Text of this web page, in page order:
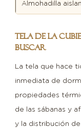
Almohadilla
Tela de la
buscar
La tela que hace
inmediata de
propiedades
de las sábanas y
y la distribución